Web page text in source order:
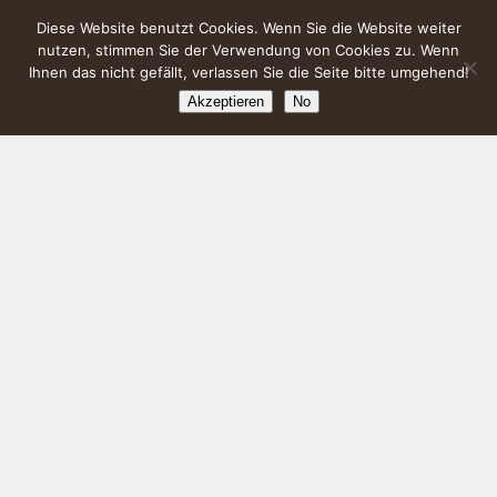
Diese Website benutzt Cookies. Wenn Sie die Website weiter
nutzen, stimmen Sie der Verwendung von Cookies zu. Wenn
Ihnen das nicht gefällt, verlassen Sie die Seite bitte umgehend!
Akzeptieren No